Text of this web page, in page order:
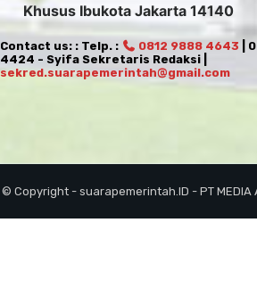
Khusus Ibukota Jakarta 14140
Contact us: : Telp. : 0812 9888 4643 |
4424 - Syifa Sekretaris Redaksi |
sekred.suarapemerintah@gmail.com
© Copyright - suarapemerintah.ID - PT MEDIA